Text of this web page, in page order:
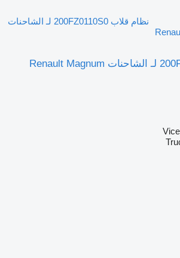
نظام قلاب 200FZ0110S0 لـ الشاحنات
نظام قلاب 200FZ0110S0 لـ الشاحنات Renault Magnum